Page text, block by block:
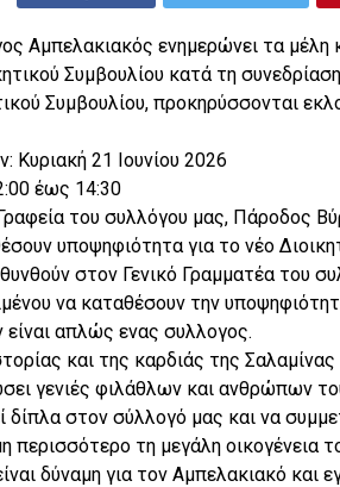
Αμπελακιακός ενημερώνει τα μέλη
Συμβουλίου κατά τη
Συμβουλίου, προκηρύσσονται
Κυριακή 21 Ιουνίου 2026
έως 14:30
του συλλόγου μας, Πάροδος
υποψηφιότητα για το νέο
στον Γενικό Γραμματέα του
να καταθέσουν την
απλώς ενας συλλογος.
και της καρδιάς της Σαλαμίνας
γενιές φιλάθλων και ανθρώπων
δίπλα στον σύλλογό μας και να
περισσότερο τη μεγάλη οικογένεια
δύναμη για τον Αμπελακιακό και